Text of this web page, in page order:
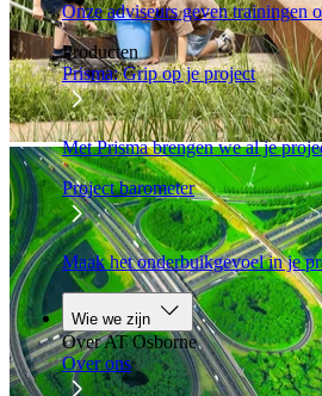
Onze adviseurs geven trainingen
Producten
Prisma: Grip op je project
Met Prisma brengen we al je
Project barometer
Maak het onderbuikgevoel in je
Wie we zijn
Over AT Osborne
Over ons